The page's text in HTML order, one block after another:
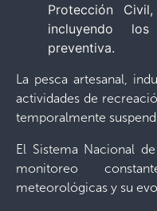
Protección
incluyendo
preventiva.
La pesca artesanal,
actividades de
temporalmente
El Sistema Nacional
monitoreo
meteorológicas y su